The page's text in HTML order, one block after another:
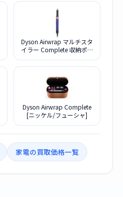
ジ]
Dyson Airwrap マルチスタ
イラー Complete 収納ポー
SP [ビンカブルー/ロゼ]
Dyson Airwrap Complete
[ニッケル/フューシャ]
家電の買取価格一覧